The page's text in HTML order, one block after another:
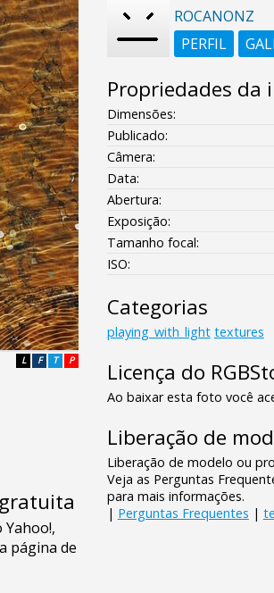
P
T
F
L
ROCANONZ
PERFIL
Propriedades da
Dimensões:
Publicado:
Câmera:
Data:
Abertura:
Exposição:
Tamanho focal:
ISO:
Categorias
playing_with_light textures
Licença do
Ao baixar esta foto você
Liberação de
Liberação de modelo ou
Veja as Perguntas
para mais informações.
| Perguntas Frequentes |